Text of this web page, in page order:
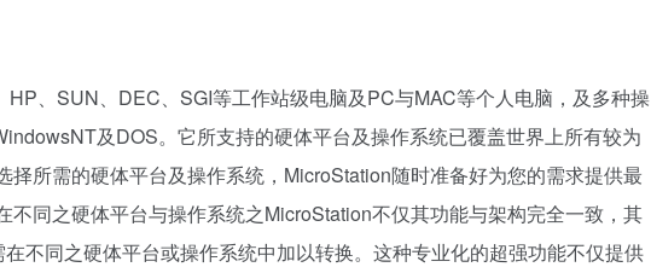
、SUN、DEC、SGI等工作站级电脑及PC与MAC等个人电脑，及多种操
及DOS。它所支持的硬体平台及操作系统已覆盖世界上所有较为
所需的硬体平台及操作系统，MicroStation随时准备好为您的需求提供最
同之硬体平台与操作系统之MicroStation不仅其功能与架构完全一致，其
不同之硬体平台或操作系统中加以转换。这种专业化的超强功能不仅提供